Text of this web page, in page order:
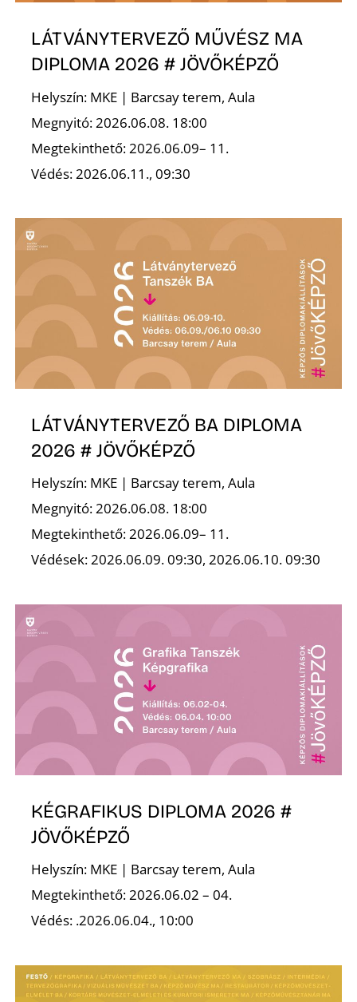
LÁTVÁNYTERVEZŐ MŰVÉSZ MA
DIPLOMA 2026 # JÖVŐKÉPZŐ
Helyszín: MKE | Barcsay terem, Aula
Megnyitó: 2026.06.08. 18:00
Megtekinthető: 2026.06.09– 11.
Védés: 2026.06.11., 09:30
LÁTVÁNYTERVEZŐ BA DIPLOMA
2026 # JÖVŐKÉPZŐ
Helyszín: MKE | Barcsay terem, Aula
Megnyitó: 2026.06.08. 18:00
Megtekinthető: 2026.06.09– 11.
Védések: 2026.06.09. 09:30, 2026.06.10. 09:30
KÉGRAFIKUS DIPLOMA 2026 #
JÖVŐKÉPZŐ
Helyszín: MKE | Barcsay terem, Aula
Megtekinthető: 2026.06.02 – 04.
Védés: .2026.06.04., 10:00